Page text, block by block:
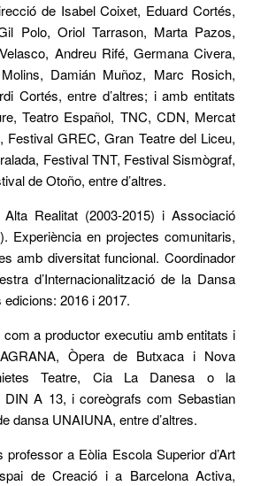
de Isabel Coixet, Eduard Cortés,
Polo, Oriol Tarrason, Marta Pazos,
Andreu Rifé, Germana Civera,
Damián Muñoz, Marc Rosich,
Cortés, entre d’altres; i amb entitats
Teatro Español, TNC, CDN, Mercat
Festival GREC, Gran Teatre del Liceu,
Festival TNT, Festival Sismògraf,
de Otoño, entre d’altres.
Realitat (2003-2015) i Associació
Experiència en projectes comunitaris,
amb diversitat funcional. Coordinador
d’Internacionalització de la Dansa
2016 i 2017.
com a productor executiu amb entitats i
Òpera de Butxaca i Nova
Teatre, Cia La Danesa o la
DIN A 13, i coreògrafs com Sebastian
dansa UNAIUNA, entre d’altres.
a Eòlia Escola Superior d’Art
de Creació i a Barcelona Activa,